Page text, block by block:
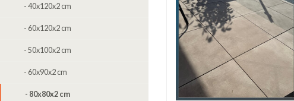
- 40x120x2 cm
- 60x120x2 cm
- 50x100x2 cm
- 60x90x2 cm
- 80x80x2 cm